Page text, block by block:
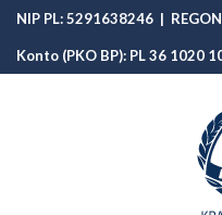
NIP PL: 5291638246 |
Konto (PKO BP): PL 36 1020